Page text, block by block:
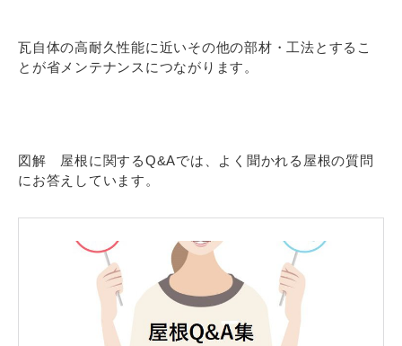
瓦自体の高耐久性能に近いその他の部材・工法とするこ
とが省メンテナンスにつながります。
図解 屋根に関するQ&Aでは、よく聞かれる屋根の質問
にお答えしています。